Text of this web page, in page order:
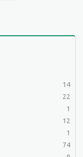
14
22
1
12
1
74